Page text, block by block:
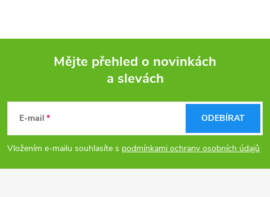
p
a
Mějte přehled o novinkách
a slevách
E-mail
Vložením e-mailu souhlasíte s podmínkami ochrany osobních údajů
ODEBÍRAT